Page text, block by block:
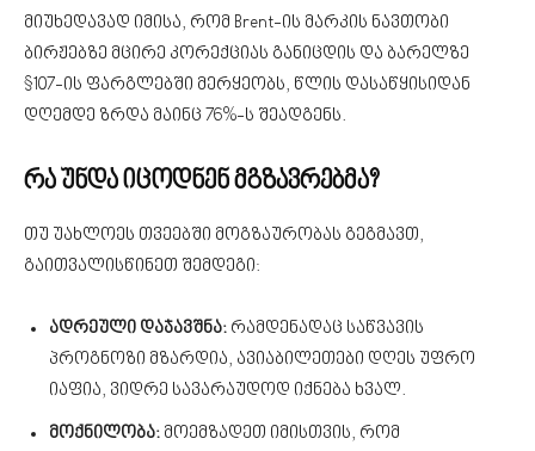
მიუხედავად იმისა, რომ Brent-ის მარკის ნავთობი
ბირჟებზე მცირე კორექციას განიცდის და ბარელზე
$107-ის ფარგლებში მერყეობს, წლის დასაწყისიდან
დღემდე ზრდა მაინც 76%-ს შეადგენს.
რა უნდა იცოდნენ მგზავრებმა?
თუ უახლოეს თვეებში მოგზაურობას გეგმავთ,
გაითვალისწინეთ შემდეგი:
ადრეული დაჯავშნა: რამდენადაც საწვავის
პროგნოზი მზარდია, ავიაბილეთები დღეს უფრო
იაფია, ვიდრე სავარაუდოდ იქნება ხვალ.
მოქნილობა: მოემზადეთ იმისთვის, რომ